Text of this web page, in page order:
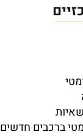
ברכבים חדשים